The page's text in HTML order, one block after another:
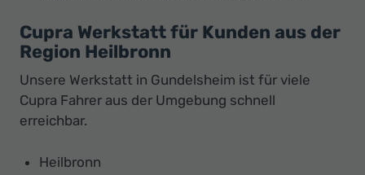
Cupra Werkstatt für Kunden aus der
Region Heilbronn
Unsere Werkstatt in Gundelsheim ist für viele
Cupra Fahrer aus der Umgebung schnell
erreichbar.
Heilbronn